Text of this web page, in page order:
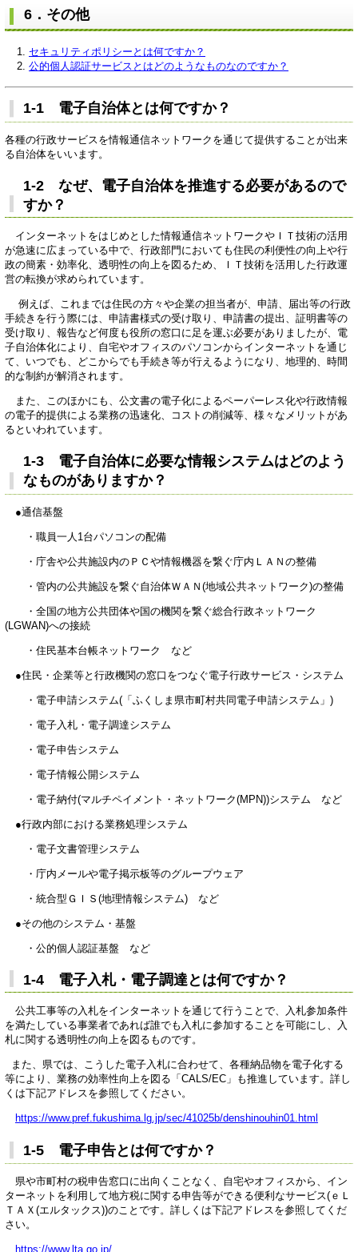
6．その他
セキュリティポリシーとは何ですか？
公的個人認証サービスとはどのようなものなのですか？
1-1 電子自治体とは何ですか？
各種の行政サービスを情報通信ネットワークを通じて提供することが出来
る自治体をいいます。
1-2 なぜ、電子自治体を推進する必要があるので
すか？
インターネットをはじめとした情報通信ネットワークやＩＴ技術の活用
が急速に広まっている中で、行政部門においても住民の利便性の向上や行
政の簡素・効率化、透明性の向上を図るため、ＩＴ技術を活用した行政運
営の転換が求められています。
例えば、これまでは住民の方々や企業の担当者が、申請、届出等の行政
手続きを行う際には、申請書様式の受け取り、申請書の提出、証明書等の
受け取り、報告など何度も役所の窓口に足を運ぶ必要がありましたが、電
子自治体化により、自宅やオフィスのパソコンからインターネットを通じ
て、いつでも、どこからでも手続き等が行えるようになり、地理的、時間
的な制約が解消されます。
また、このほかにも、公文書の電子化によるペーパーレス化や行政情報
の電子的提供による業務の迅速化、コストの削減等、様々なメリットがあ
るといわれています。
1-3 電子自治体に必要な情報システムはどのよう
なものがありますか？
●通信基盤
・職員一人1台パソコンの配備
・庁舎や公共施設内のＰＣや情報機器を繋ぐ庁内ＬＡＮの整備
・管内の公共施設を繋ぐ自治体ＷＡＮ(地域公共ネットワーク)の整備
・全国の地方公共団体や国の機関を繋ぐ総合行政ネットワーク
(LGWAN)への接続
・住民基本台帳ネットワーク など
●住民・企業等と行政機関の窓口をつなぐ電子行政サービス・システム
・電子申請システム(「ふくしま県市町村共同電子申請システム」)
・電子入札・電子調達システム
・電子申告システム
・電子情報公開システム
・電子納付(マルチペイメント・ネットワーク(MPN))システム など
●行政内部における業務処理システム
・電子文書管理システム
・庁内メールや電子掲示板等のグループウェア
・統合型ＧＩＳ(地理情報システム) など
●その他のシステム・基盤
・公的個人認証基盤 など
1-4 電子入札・電子調達とは何ですか？
公共工事等の入札をインターネットを通じて行うことで、入札参加条件
を満たしている事業者であれば誰でも入札に参加することを可能にし、入
札に関する透明性の向上を図るものです。
また、県では、こうした電子入札に合わせて、各種納品物を電子化する
等により、業務の効率性向上を図る「CALS/EC」も推進しています。詳し
くは下記アドレスを参照してください。
https://www.pref.fukushima.lg.jp/sec/41025b/denshinouhin01.html
1-5 電子申告とは何ですか？
県や市町村の税申告窓口に出向くことなく、自宅やオフィスから、イン
ターネットを利用して地方税に関する申告等ができる便利なサービス(ｅＬ
ＴＡＸ(エルタックス))のことです。詳しくは下記アドレスを参照してくだ
さい。
https://www.lta.go.jp/